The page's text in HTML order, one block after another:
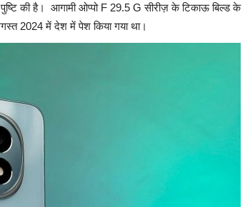
की है। आगामी ओप्पो F 29.5 G सीरीज़ के टिकाऊ बिल्ड के
2024 में देश में पेश किया गया था।